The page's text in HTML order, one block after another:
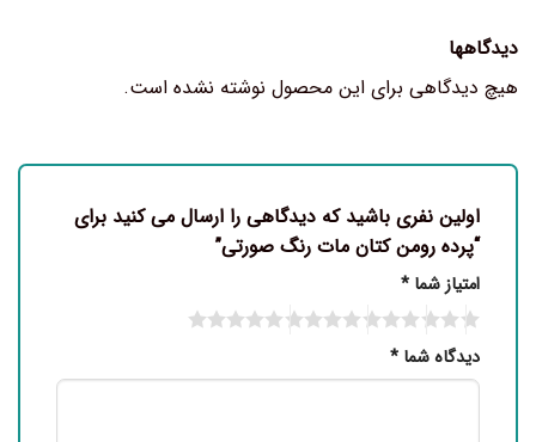
دیدگاهها
هیچ دیدگاهی برای این محصول نوشته نشده است.
اولین نفری باشید که دیدگاهی را ارسال می کنید برای
“پرده رومن کتان مات رنگ صورتی”
امتیاز شما *
دیدگاه شما *